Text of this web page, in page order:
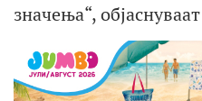
значења“,